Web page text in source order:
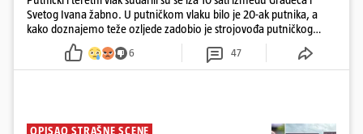
Svetog Ivana žabno. U putničkom vlaku bilo je 20-ak putnika, a
kako doznajemo teže ozljede zadobio je strojovođa putničkog
vlaka. Zatvoren je promet, a fotoreporteri Prigorskog objavili su
prve snimke s mjesta sudara
6 47
OPISAO STRAŠNE SCENE